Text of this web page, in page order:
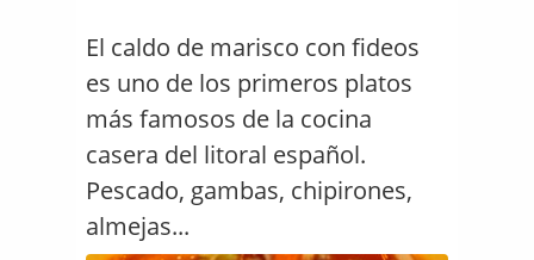
El caldo de marisco con fideos
es uno de los primeros platos
más famosos de la cocina
casera del litoral español.
Pescado, gambas, chipirones,
almejas...